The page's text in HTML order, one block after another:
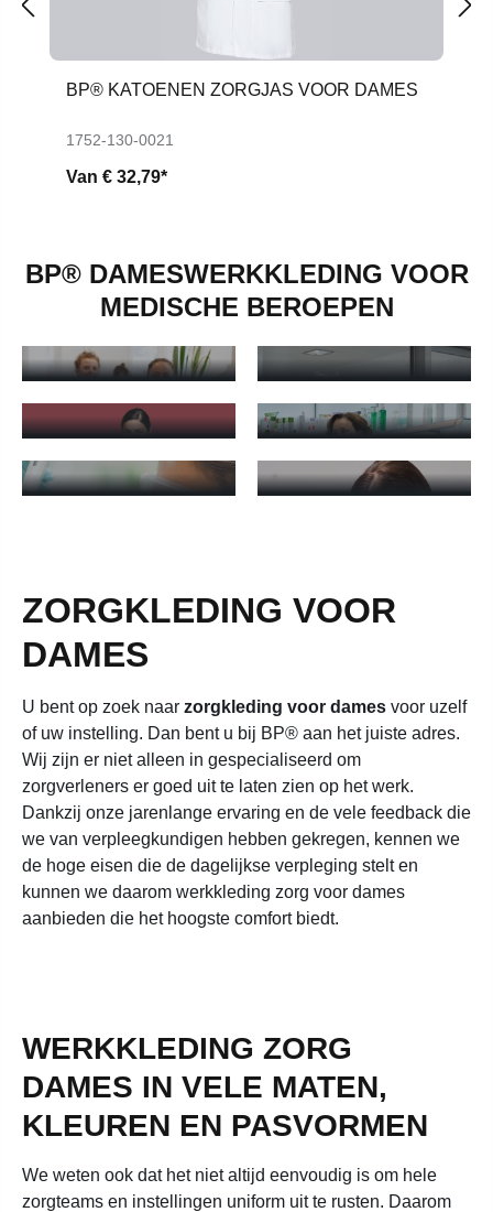
BP® KATOENEN ZORGJAS VOOR DAMES
1752-130-0021
Van € 32,79*
BP® DAMESWERKKLEDING VOOR
MEDISCHE BEROEPEN
WERKKLEDING
VOOR MEDISCH
Werkkleding voor medisch assistenten - Meer informatie
WERKKLEDING
VOOR
Werkkleding voor
VOOR
FYSIOTHERAPEUTEN
Werkkleding voor fysiotherapeuten - Meer informatie
VOOR
APOTHEKERS
Werkkleding voor apothekers
VOOR
LABORANTEN
Werkkleding voor laboranten - Meer informatie
VOOR
TANDARTSEN
Werkkleding voor tandartsen
ZORGKLEDING VOOR
DAMES
U bent op zoek naar zorgkleding voor dames voor uzelf
of uw instelling. Dan bent u bij BP® aan het juiste adres.
Wij zijn er niet alleen in gespecialiseerd om
zorgverleners er goed uit te laten zien op het werk.
Dankzij onze jarenlange ervaring en de vele feedback die
we van verpleegkundigen hebben gekregen, kennen we
de hoge eisen die de dagelijkse verpleging stelt en
kunnen we daarom werkkleding zorg voor dames
aanbieden die het hoogste comfort biedt.
WERKKLEDING ZORG
DAMES IN VELE MATEN,
KLEUREN EN PASVORMEN
We weten ook dat het niet altijd eenvoudig is om hele
zorgteams en instellingen uniform uit te rusten. Daarom